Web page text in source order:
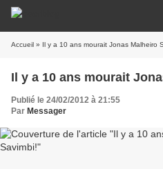
Accueil » Il y a 10 ans mourait Jonas Malheiro
Il y a 10 ans mourait
Publié le 24/02/2012 à 21:55
Par Messager